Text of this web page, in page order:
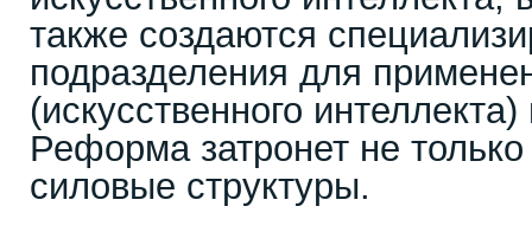
также создаются
подразделения для
(искусственного
Реформа затронет не
силовые структуры.